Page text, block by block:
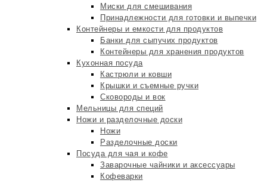
Миски для смешивания
Принадлежности для готовки и выпечки
Контейнеры и емкости для продуктов
Банки для сыпучих продуктов
Контейнеры для хранения продуктов
Кухонная посуда
Кастрюли и ковши
Крышки и съемные ручки
Сковороды и вок
Мельницы для специй
Ножи и разделочные доски
Ножи
Разделочные доски
Посуда для чая и кофе
Заварочные чайники и аксессуары
Кофеварки